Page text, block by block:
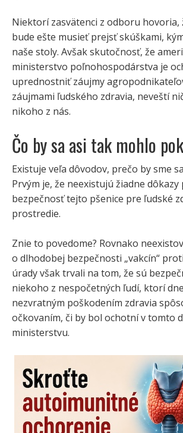
Niektorí zasvätenci z odboru hovoria,
bude ešte musieť prejsť skúškami,
naše stoly. Avšak skutočnosť, že
ministerstvo poľnohospodárstva je
uprednostniť záujmy
záujmami ľudského zdravia, neveští
nikoho z nás.
Čo by sa asi tak mohlo
Existuje veľa dôvodov, prečo by sme
Prvým je, že neexistujú žiadne
bezpečnosť tejto pšenice pre ľudské
prostredie.
Znie to povedome? Rovnako
o dlhodobej bezpečnosti „vakcín“
úrady však trvali na tom, že sú
niekoho z nespočetných ľudí, ktorí
nezvratným poškodením zdravia
očkovaním, či by bol ochotní v tomto
ministerstvu.